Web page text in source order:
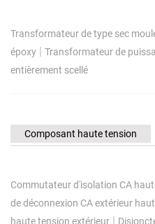
Transformateur de type sec
époxy | Transformateur de
entièrement scellé
Composant haute tension
Commutateur d'isolation CA
de déconnexion CA extérieur
haute tension extérieur |